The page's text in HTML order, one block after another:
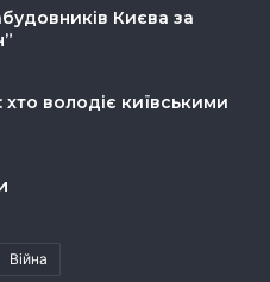
Києва за
володіє київськими
Війна